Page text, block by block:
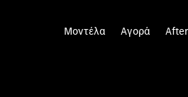
Μοντέλα Αγορά